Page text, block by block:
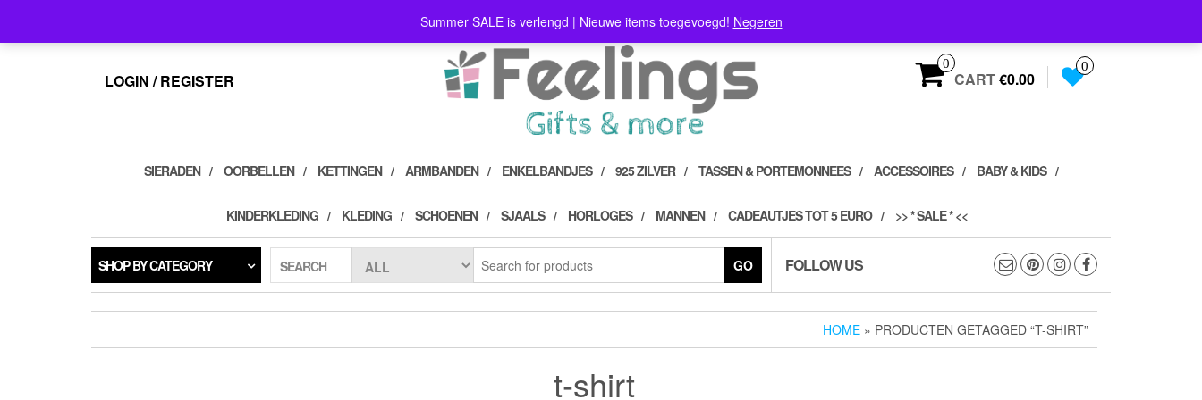
the
Summer SALE is verlengd | Nieuwe items toegevoegd! Negeren
LOGIN / REGISTER
0
CART€0.00
0
SIERADEN OORBELLEN KETTINGEN ARMBANDEN ENKELBANDJES 925 ZILVER TASSEN & PORTEMONNEES ACCESSOIRES BABY & KIDS
KINDERKLEDING KLEDING SCHOENEN SJAALS HORLOGES MANNEN CADEAUTJES TOT 5 EURO >> * SALE * <<
SHOP BY CATEGORY SEARCH GO FOLLOW US
HOME » PRODUCTEN GETAGGED “T-SHIRT”
t-shirt